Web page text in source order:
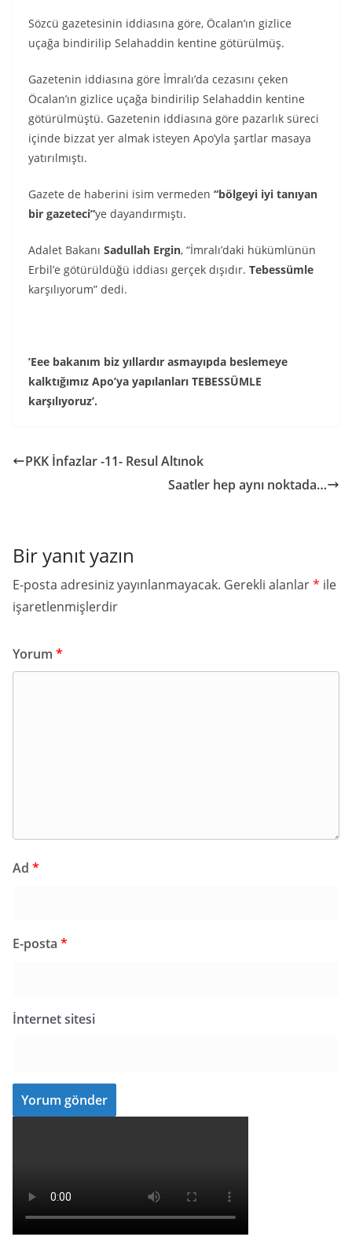
Sözcü gazetesinin iddiasına göre, Öcalan’ın gizlice
uçağa bindirilip Selahaddin kentine götürülmüş.
Gazetenin iddiasına göre İmralı’da cezasını çeken
Öcalan’ın gizlice uçağa bindirilip Selahaddin kentine
götürülmüştü. Gazetenin iddiasına göre pazarlık süreci
içinde bizzat yer almak isteyen Apo’yla şartlar masaya
yatırılmıştı.
Gazete de haberini isim vermeden “bölgeyi iyi tanıyan
bir gazeteci”ye dayandırmıştı.
Adalet Bakanı Sadullah Ergin, “İmralı’daki hükümlünün
Erbil’e götürüldüğü iddiası gerçek dışıdır. Tebessümle
karşılıyorum” dedi.
’Eee bakanım biz yıllardır asmayıpda beslemeye
kalktığımız Apo’ya yapılanları TEBESSÜMLE
karşılıyoruz’.
PKK İnfazlar -11- Resul Altınok
Saatler hep aynı noktada…
Bir yanıt yazın
E-posta adresiniz yayınlanmayacak. Gerekli alanlar* ile
işaretlenmişlerdir
Yorum *
Ad *
E-posta *
İnternet sitesi